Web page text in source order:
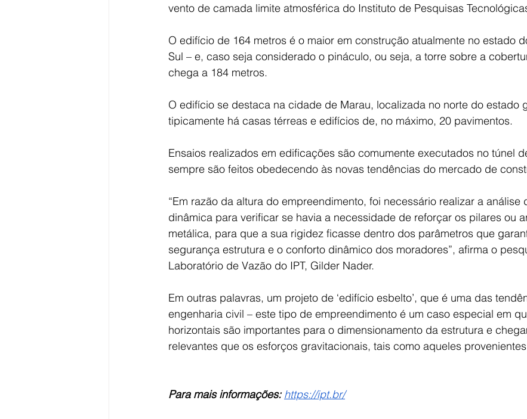
vento de camada limite atmosférica do Instituto de Pesquisas
O edifício de 164 metros é o maior em construção atualmente no estado
Sul – e, caso seja considerado o pináculo, ou seja, a torre sobre a
chega a 184 metros.
O edifício se destaca na cidade de Marau, localizada no norte do estado
tipicamente há casas térreas e edifícios de, no máximo, 20 pavimentos.
Ensaios realizados em edificações são comumente executados no túnel
sempre são feitos obedecendo às novas tendências do mercado de
“Em razão da altura do empreendimento, foi necessário realizar a análise
dinâmica para verificar se havia a necessidade de reforçar os pilares ou
metálica, para que a sua rigidez ficasse dentro dos parâmetros que
segurança estrutura e o conforto dinâmico dos moradores”, afirma o
Laboratório de Vazão do IPT, Gilder Nader.
Em outras palavras, um projeto de ‘edifício esbelto’, que é uma das
engenharia civil – este tipo de empreendimento é um caso especial em
horizontais são importantes para o dimensionamento da estrutura e
relevantes que os esforços gravitacionais, tais como aqueles
Para mais informações: https://ipt.br/